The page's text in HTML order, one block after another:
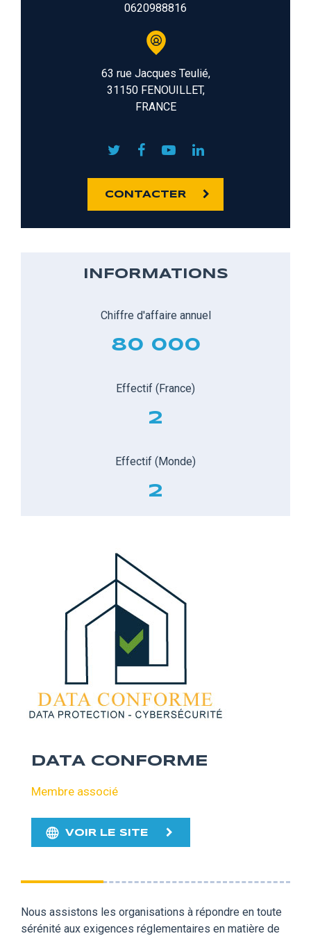
0620988816
63 rue Jacques Teulié,
31150 FENOUILLET,
FRANCE
CONTACTER
INFORMATIONS
Chiffre d'affaire annuel
80 000
Effectif (France)
2
Effectif (Monde)
2
DATA CONFORME
Membre associé
VOIR LE SITE
Nous assistons les organisations à répondre en toute
sérénité aux exigences réglementaires en matière de